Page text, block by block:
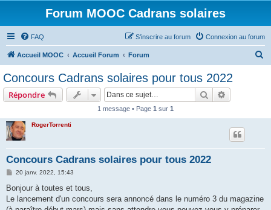
Forum MOOC Cadrans solaires
FAQ Connexion au forum
S’inscrire au forum
Accueil MOOC Accueil Forum Forum
Concours Cadrans solaires pour tous 2022
Répondre Rechercher
1 message • Page 1 sur 1
RogerTorrenti
Concours Cadrans solaires pour tous 2022
M
s
a
g
20 janv. 2022, 15:43
Bonjour à toutes et tous,
Le lancement d'un concours sera annoncé dans le numéro 3 du magazine